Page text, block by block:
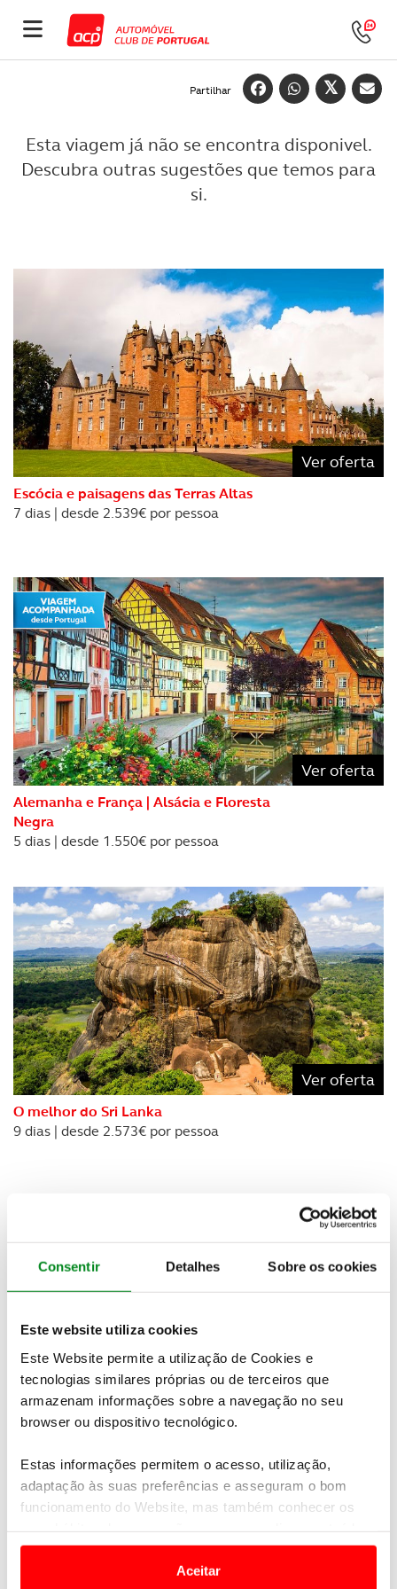
Consentir Detalhes Sobre os cookies
Este website utiliza cookies
Este Website permite a utilização de Cookies e
tecnologias similares próprias ou de terceiros que
armazenam informações sobre a navegação no seu
browser ou dispositivo tecnológico.
Estas informações permitem o acesso, utilização,
adaptação às suas preferências e asseguram o bom
funcionamento do Website, mas também conhecer os
e anúncios de modo a promover produtos e/ou serviços.
Aceitar
Partilhar
Esta viagem já não se encontra disponivel.
Descubra outras sugestões que temos para
si.
Ver oferta
Escócia e paisagens das Terras Altas
7 dias | desde 2.539€ por pessoa
Ver oferta
Alemanha e França | Alsácia e Floresta
Negra
5 dias | desde 1.550€ por pessoa
Ver oferta
O melhor do Sri Lanka
9 dias | desde 2.573€ por pessoa
Ver oferta
Itália clássica
Planeie a sua viagem com